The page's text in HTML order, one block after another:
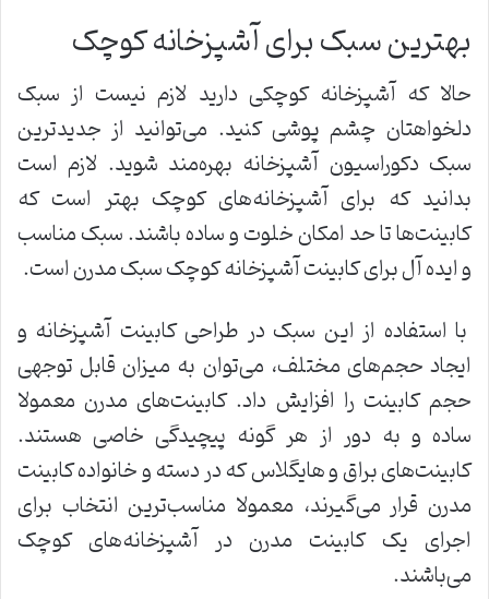
بهترین سبک برای آشپزخانه کوچک
حالا که آشپزخانه کوچکی دارید لازم نیست از سبک
دلخواهتان چشم پوشی کنید. می‌توانید از جدیدترین
سبک دکوراسیون آشپزخانه بهره‌مند شوید. لازم است
بدانید که برای آشپزخانه‌های کوچک بهتر است که
کابینت‌ها تا حد امکان خلوت و ساده باشند. سبک مناسب
و ایده آل برای کابینت آشپزخانه کوچک سبک مدرن است.
با استفاده از این سبک در طراحی کابینت آشپزخانه و
ایجاد حجم‌های مختلف، می‌توان به میزان قابل‌ توجهی
حجم کابینت را افزایش داد. کابینت‌های مدرن معمولا
ساده و به دور از هر گونه پیچیدگی خاصی هستند.
کابینت‌های براق و هایگلاس که در دسته و خانواده کابینت
مدرن قرار می‌گیرند، معمولا مناسب‌ترین انتخاب برای
اجرای یک کابینت مدرن در آشپزخانه‌های کوچک
می‌باشند.